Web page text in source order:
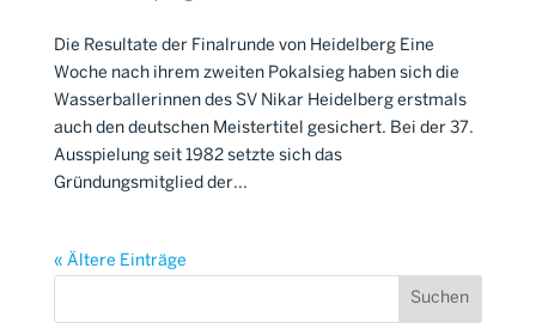
Die Resultate der Finalrunde von Heidelberg Eine
Woche nach ihrem zweiten Pokalsieg haben sich die
Wasserballerinnen des SV Nikar Heidelberg erstmals
auch den deutschen Meistertitel gesichert. Bei der 37.
Ausspielung seit 1982 setzte sich das
Gründungsmitglied der...
« Ältere Einträge